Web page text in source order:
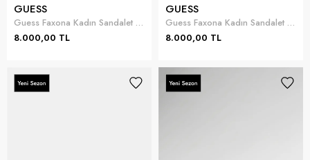
GUESS
Guess Faxona Kadın Sandalet Siyah
8.000,00 TL
GUESS
Guess Faxona Kadın Sandalet Bej
8.000,00 TL